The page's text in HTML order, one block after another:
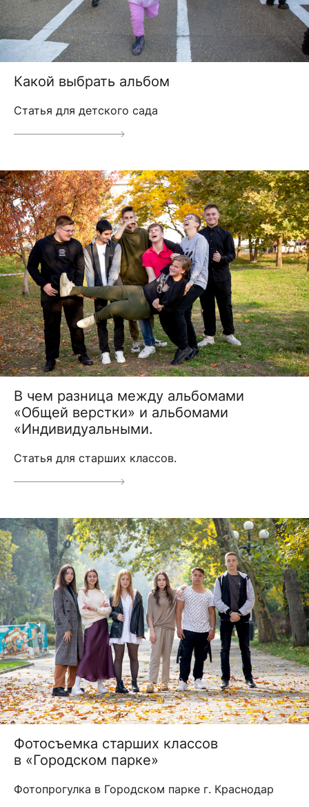
Какой выбрать альбом
Статья для детского сада
В чем разница между альбомами
«Общей верстки» и альбомами
«Индивидуальными.
Статья для старших классов.
Фотосъемка старших классов
в «Городском парке»
Фотопрогулка в Городском парке г. Краснодар